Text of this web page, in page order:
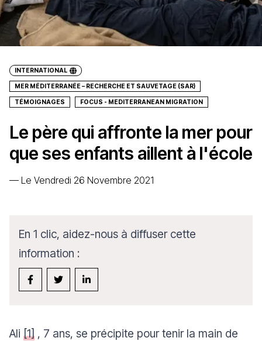
INTERNATIONAL
MER MÉDITERRANÉE – RECHERCHE ET SAUVETAGE (SAR)
TÉMOIGNAGES FOCUS - MEDITERRANEAN MIGRATION
Le père qui affronte la mer pour
que ses enfants aillent à l'école
— Le Vendredi 26 Novembre 2021
En 1 clic, aidez-nous à diffuser cette
information :
Ali [1] , 7 ans, se précipite pour tenir la main de